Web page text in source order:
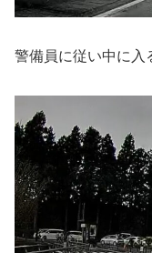
警備員に従い中に入